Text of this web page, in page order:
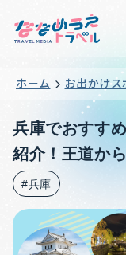
ホーム お出かけス
兵庫でおすす
紹介！王道か
#兵庫